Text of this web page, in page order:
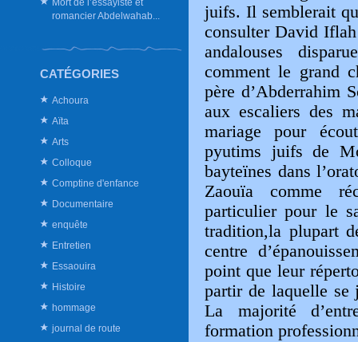
romancier Abdelwahab...
CATÉGORIES
Achoura
Aïta
Arts
Colloque
Comptine d'enfance
Documentaire
enquête
Entretien
Essaouira
Histoire
hommage
journal de route
juifs. Il semblerait
consulter David
andalouses
comment le grand
père d’Abderrahim
aux escaliers des
mariage pour
pyutims juifs de
bayteïnes dans
Zaouïa comme
particulier pour le
tradition,la plupart
centre
point que leur
partir de laquelle se
La majorité
formation